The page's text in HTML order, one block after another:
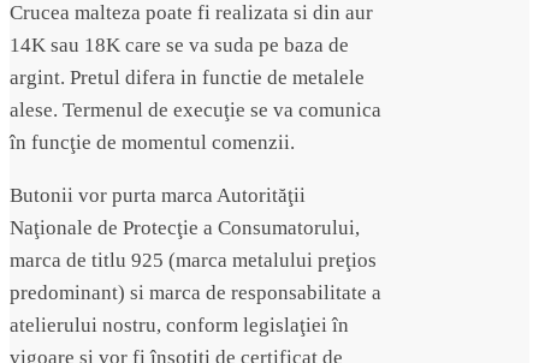
Crucea malteza poate fi realizata si din aur
14K sau 18K care se va suda pe baza de
argint. Pretul difera in functie de metalele
alese. Termenul de execuţie se va comunica
în funcţie de momentul comenzii.
Butonii vor purta marca Autorităţii
Naţionale de Protecţie a Consumatorului,
marca de titlu 925 (marca metalului preţios
predominant) si marca de responsabilitate a
atelierului nostru, conform legislaţiei în
vigoare și vor fi însoţiţi de certificat de